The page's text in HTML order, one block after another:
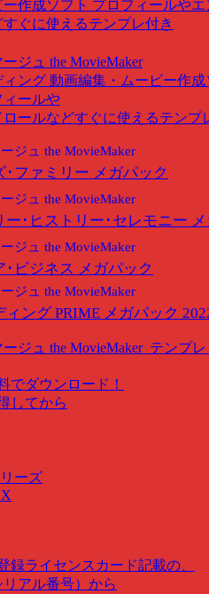
ジュ the MovieMaker
ィング 動画編集・ムービー作成
ィールや
ロールなどすぐに使えるテンプ
ジュ the MovieMaker
･ファミリー メガパック
ジュ the MovieMaker
ー･ヒストリー･セレモニー
ジュ the MovieMaker
･ビジネス メガパック
ジュ the MovieMaker
ィング PRIME メガパック
ジュ the MovieMakerテンプ
でダウンロード！
してから
ーズ
録ライセンスカード記載の、
アル番号）から